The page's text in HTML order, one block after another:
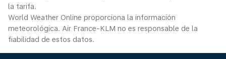
la tarifa.
World Weather Online proporciona la información
meteorológica. Air France-KLM no es responsable de la
fiabilidad de estos datos.